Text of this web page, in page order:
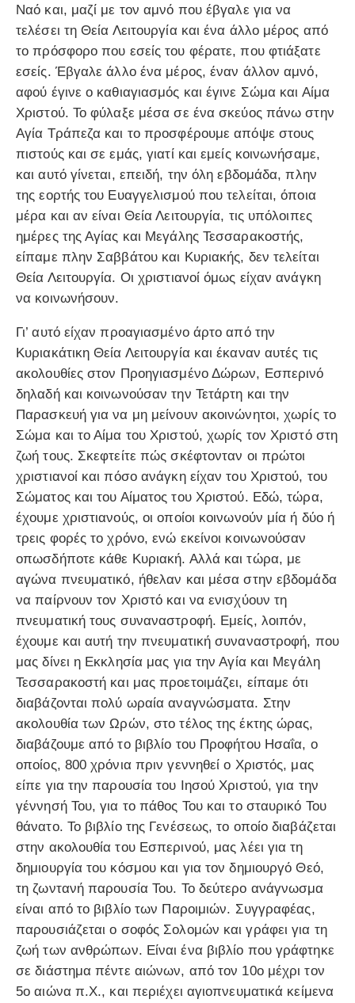
Ναό και, μαζί με τον αμνό που έβγαλε για να
τελέσει τη Θεία Λειτουργία και ένα άλλο μέρος από
το πρόσφορο που εσείς του φέρατε, που φτιάξατε
εσείς. Έβγαλε άλλο ένα μέρος, έναν άλλον αμνό,
αφού έγινε ο καθιαγιασμός και έγινε Σώμα και Αίμα
Χριστού. Το φύλαξε μέσα σε ένα σκεύος πάνω στην
Αγία Τράπεζα και το προσφέρουμε απόψε στους
πιστούς και σε εμάς, γιατί και εμείς κοινωνήσαμε,
και αυτό γίνεται, επειδή, την όλη εβδομάδα, πλην
της εορτής του Ευαγγελισμού που τελείται, όποια
μέρα και αν είναι Θεία Λειτουργία, τις υπόλοιπες
ημέρες της Αγίας και Μεγάλης Τεσσαρακοστής,
είπαμε πλην Σαββάτου και Κυριακής, δεν τελείται
Θεία Λειτουργία. Οι χριστιανοί όμως είχαν ανάγκη
να κοινωνήσουν.
Γι’ αυτό είχαν προαγιασμένο άρτο από την
Κυριακάτικη Θεία Λειτουργία και έκαναν αυτές τις
ακολουθίες στον Προηγιασμένο Δώρων, Εσπερινό
δηλαδή και κοινωνούσαν την Τετάρτη και την
Παρασκευή για να μη μείνουν ακοινώνητοι, χωρίς το
Σώμα και το Αίμα του Χριστού, χωρίς τον Χριστό στη
ζωή τους. Σκεφτείτε πώς σκέφτονταν οι πρώτοι
χριστιανοί και πόσο ανάγκη είχαν του Χριστού, του
Σώματος και του Αίματος του Χριστού. Εδώ, τώρα,
έχουμε χριστιανούς, οι οποίοι κοινωνούν μία ή δύο ή
τρεις φορές το χρόνο, ενώ εκείνοι κοινωνούσαν
οπωσδήποτε κάθε Κυριακή. Αλλά και τώρα, με
αγώνα πνευματικό, ήθελαν και μέσα στην εβδομάδα
να παίρνουν τον Χριστό και να ενισχύουν τη
πνευματική τους συναναστροφή. Εμείς, λοιπόν,
έχουμε και αυτή την πνευματική συναναστροφή, που
μας δίνει η Εκκλησία μας για την Αγία και Μεγάλη
Τεσσαρακοστή και μας προετοιμάζει, είπαμε ότι
διαβάζονται πολύ ωραία αναγνώσματα. Στην
ακολουθία των Ωρών, στο τέλος της έκτης ώρας,
διαβάζουμε από το βιβλίο του Προφήτου Ησαΐα, ο
οποίος, 800 χρόνια πριν γεννηθεί ο Χριστός, μας
είπε για την παρουσία του Ιησού Χριστού, για την
γέννησή Του, για το πάθος Του και το σταυρικό Του
θάνατο. Το βιβλίο της Γενέσεως, το οποίο διαβάζεται
στην ακολουθία του Εσπερινού, μας λέει για τη
δημιουργία του κόσμου και για τον δημιουργό Θεό,
τη ζωντανή παρουσία Του. Το δεύτερο ανάγνωσμα
είναι από το βιβλίο των Παροιμιών. Συγγραφέας,
παρουσιάζεται ο σοφός Σολομών και γράφει για τη
ζωή των ανθρώπων. Είναι ένα βιβλίο που γράφτηκε
σε διάστημα πέντε αιώνων, από τον 10ο μέχρι τον
5ο αιώνα π.Χ., και περιέχει αγιοπνευματικά κείμενα